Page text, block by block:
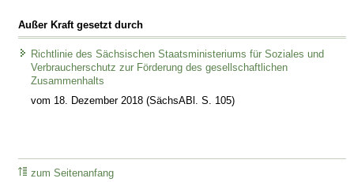
Außer Kraft gesetzt durch
Richtlinie des Sächsischen Staatsministeriums für Soziales und
Verbraucherschutz zur Förderung des gesellschaftlichen
Zusammenhalts
vom 18. Dezember 2018 (SächsABl. S. 105)
zum Seitenanfang